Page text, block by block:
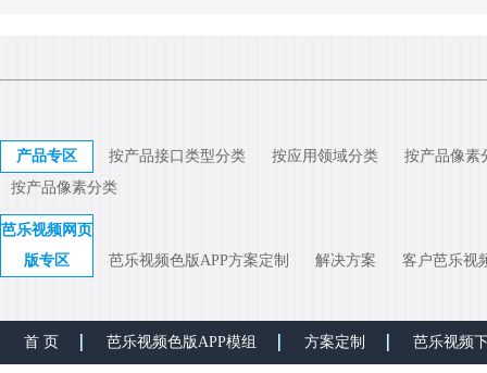
产品专区 按产品接口类型分类 按应用领域分类
按产品像素
按产品像素分类
芭乐视频网页
版专区
芭乐视频色版APP方案定制 解决方案 客户芭乐视
首 页 芭乐视频色版APP模组 方案定制 芭乐视频